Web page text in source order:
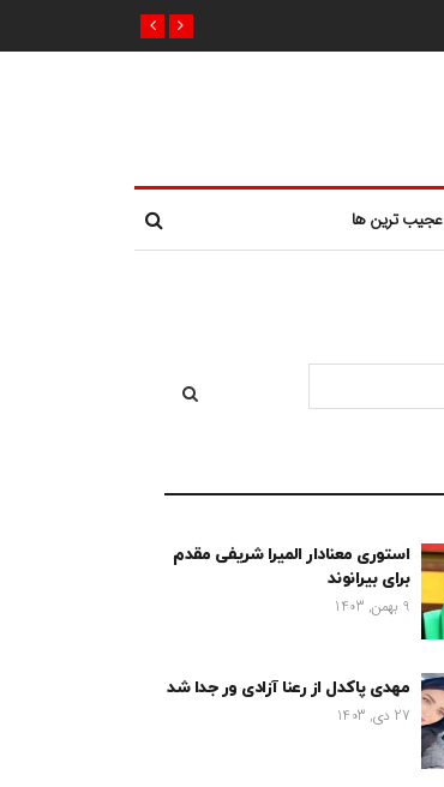
عجیب ترین ها
استوری معنادار المیرا شریفی مقدم
برای بیرانوند
9 بهمن, 1403
مهدی پاکدل از رعنا آزادی ور جدا شد
27 دی, 1403